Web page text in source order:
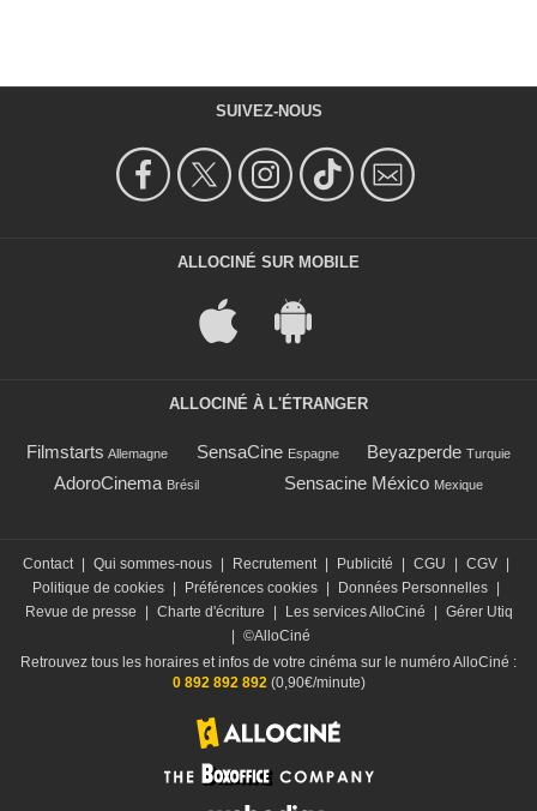
SUIVEZ-NOUS
ALLOCINÉ SUR MOBILE
ALLOCINÉ À L'ÉTRANGER
Filmstarts Allemagne SensaCine Espagne Beyazperde Turquie
AdoroCinema Brésil Sensacine México Mexique
Contact Qui sommes-nous Recrutement Publicité CGU CGV
Politique de cookies
Préférences cookies Données Personnelles
Revue de presse
Charte d'écriture Les services AlloCiné
Gérer Utiq
©AlloCiné
Retrouvez tous les horaires et infos de votre cinéma sur le numéro AlloCiné :
0 892 892 892(0,90€/minute)